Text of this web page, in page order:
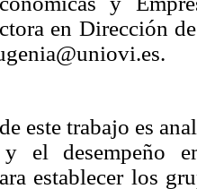
en Dirección
este trabajo es
y el desempeño
establecer los